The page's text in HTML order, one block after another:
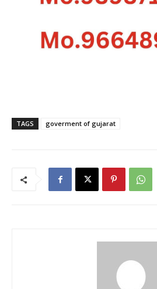
TAGS goverment of gujarat